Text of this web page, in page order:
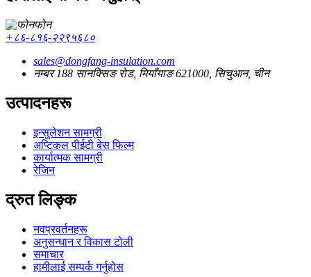
फोन
+८६-८१६-२२९५६८०
sales@dongfang-insulation.com
नम्बर 188 सानक्सिङ रोड, मियाँयाङ 621000, सिचुआन, चीन
उत्पादनहरू
इन्सुलेशन सामग्री
अप्टिकल पीईटी बेस फिल्म
कार्यात्मक सामग्री
रेजिन
द्रुत लिङ्क
नवप्रवर्तनहरू
अनुसन्धान र विकास टोली
समाचार
हामीलाई सम्पर्क गर्नुहोस